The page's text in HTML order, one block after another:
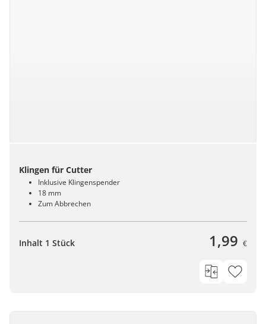
Klingen für Cutter
Inklusive Klingenspender
18 mm
Zum Abbrechen
Inhalt 1 Stück 1,99 €